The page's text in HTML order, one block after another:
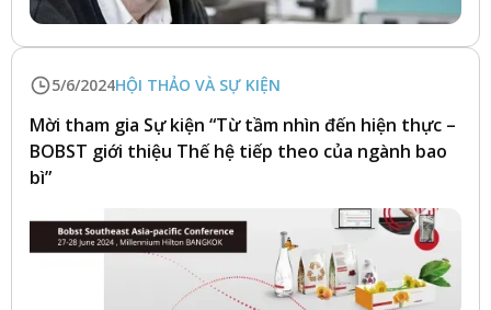
5/6/2024HỘI THẢO VÀ SỰ KIỆN
Mời tham gia Sự kiện “Từ tầm nhìn đến hiện thực –
BOBST giới thiệu Thế hệ tiếp theo của ngành bao
bì”